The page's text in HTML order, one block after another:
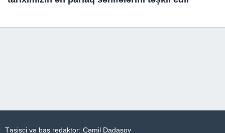
Təsisçi və baş redaktor: Cəmil Dadaşov